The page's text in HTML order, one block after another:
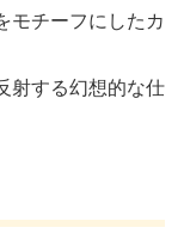
モチーフにしたカ
射する幻想的な仕